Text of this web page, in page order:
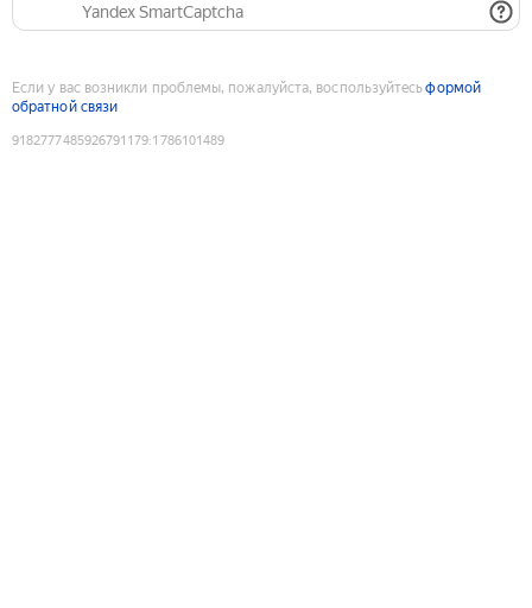
Yandex SmartCaptcha
Если у вас возникли проблемы, пожалуйста, воспользуйтесьформой
обратной связи
9182777485926791179:1786101489